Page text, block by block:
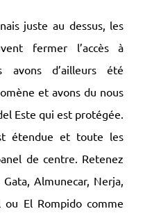
juste au dessus, les
fermer l’accès à
avons d’ailleurs été
et avons du nous
Este qui est protégée.
étendue et toute les
de centre. Retenez
Almunecar, Nerja,
ou El Rompido comme